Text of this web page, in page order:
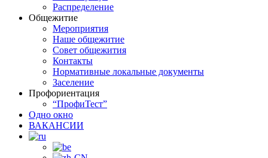
Распределение
Общежитие
Мероприятия
Наше общежитие
Совет общежития
Контакты
Нормативные локальные документы
Заселение
Профориентация
“ПрофиТест”
Одно окно
ВАКАНСИИ